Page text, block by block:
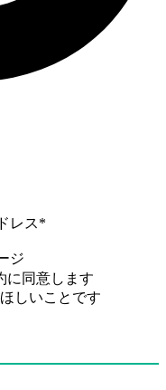
レス*
ジ
に同意します
しいことです